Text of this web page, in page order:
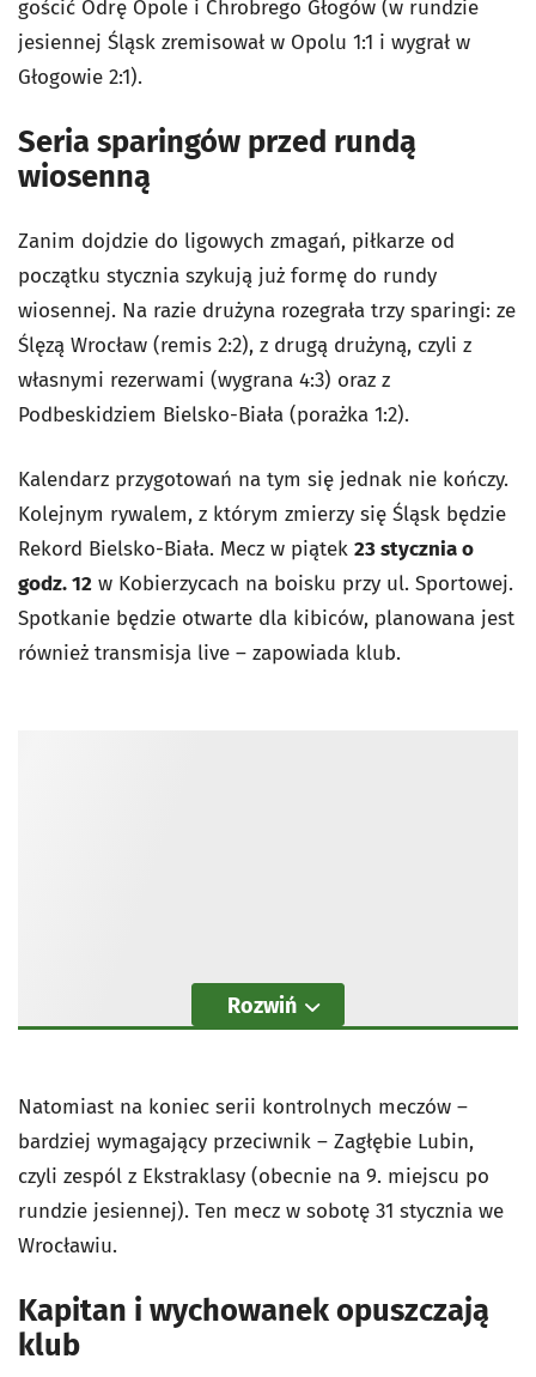
gościć Odrę Opole i Chrobrego Głogów (w rundzie
jesiennej Śląsk zremisował w Opolu 1:1 i wygrał w
Głogowie 2:1).
Seria sparingów przed rundą
wiosenną
Zanim dojdzie do ligowych zmagań, piłkarze od
początku stycznia szykują już formę do rundy
wiosennej. Na razie drużyna rozegrała trzy sparingi: ze
Ślęzą Wrocław (remis 2:2), z drugą drużyną, czyli z
własnymi rezerwami (wygrana 4:3) oraz z
Podbeskidziem Bielsko-Biała (porażka 1:2).
Kalendarz przygotowań na tym się jednak nie kończy.
Kolejnym rywalem, z którym zmierzy się Śląsk będzie
Rekord Bielsko-Biała. Mecz w piątek 23 stycznia o
godz. 12 w Kobierzycach na boisku przy ul. Sportowej.
Spotkanie będzie otwarte dla kibiców, planowana jest
również transmisja live – zapowiada klub.
Rozwiń
Natomiast na koniec serii kontrolnych meczów –
bardziej wymagający przeciwnik – Zagłębie Lubin,
czyli zespól z Ekstraklasy (obecnie na 9. miejscu po
rundzie jesiennej). Ten mecz w sobotę 31 stycznia we
Wrocławiu.
Kapitan i wychowanek opuszczają
klub